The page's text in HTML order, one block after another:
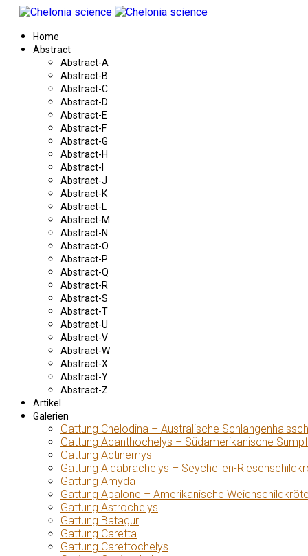
Home
Abstract
Abstract-A
Abstract-B
Abstract-C
Abstract-D
Abstract-E
Abstract-F
Abstract-G
Abstract-H
Abstract-I
Abstract-J
Abstract-K
Abstract-L
Abstract-M
Abstract-N
Abstract-O
Abstract-P
Abstract-Q
Abstract-R
Abstract-S
Abstract-T
Abstract-U
Abstract-V
Abstract-W
Abstract-X
Abstract-Y
Abstract-Z
Artikel
Galerien
Gattung Chelodina – Australische
Gattung Acanthochelys – Südamerikanische
Gattung Actinemys
Gattung Aldabrachelys – Seychellen-
Gattung Amyda
Gattung Apalone – Amerikanische
Gattung Astrochelys
Gattung Batagur
Gattung Caretta
Gattung Carettochelys